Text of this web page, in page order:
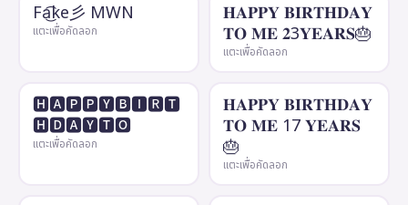
Fa͜͡ke彡 MWN
แตะเพื่อคัดลอก
𝐇𝐀𝐏𝐏𝐘 𝐁𝐈𝐑𝐓𝐇𝐃𝐀𝐘
𝐓𝐎 𝐌𝐄 𝟐3𝐘𝐄𝐀𝐑𝐒🎂
แตะเพื่อคัดลอก
🅷🅰🅿🅿🆈🅱🅸🆁🆃
🅷🅳🅰🆈🆃🅾
แตะเพื่อคัดลอก
𝐇𝐀𝐏𝐏𝐘 𝐁𝐈𝐑𝐓𝐇𝐃𝐀𝐘
𝐓𝐎 𝐌𝐄 17 𝐘𝐄𝐀𝐑𝐒
🎂
แตะเพื่อคัดลอก